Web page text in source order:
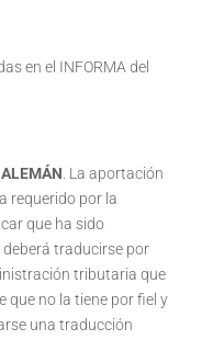
en el INFORMA del
. La aportación
requerido por la
que ha sido
traducirse por
tributaria que
que no la tiene por fiel y
una traducción